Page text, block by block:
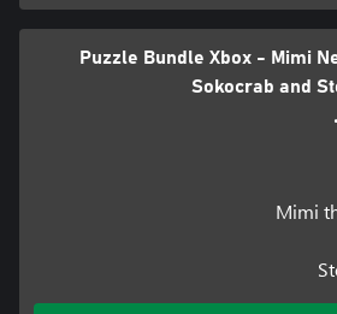
Puzzle Bundle Xbox - Mimi
Sokocrab and
Mimi